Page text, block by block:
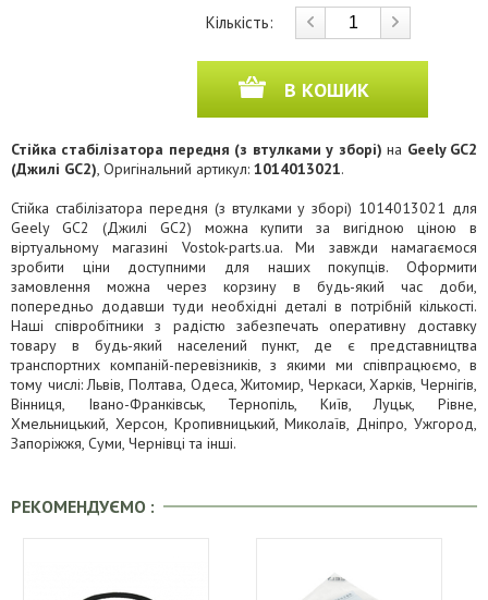
Кількість:
В КОШИК
Стійка стабілізатора передня (з втулками у зборі) на Geely GC2
(Джилі GC2), Оригінальний артикул: 1014013021.
Стійка стабілізатора передня (з втулками у зборі) 1014013021 для
Geely GC2 (Джилі GC2) можна купити за вигідною ціною в
віртуальному магазині Vostok-parts.ua. Ми завжди намагаємося
зробити ціни доступними для наших покупців. Оформити
замовлення можна через корзину в будь-який час доби,
попередньо додавши туди необхідні деталі в потрібній кількості.
Наші співробітники з радістю забезпечать оперативну доставку
товару в будь-який населений пункт, де є представництва
транспортних компаній-перевізників, з якими ми співпрацюємо, в
тому числі: Львів, Полтава, Одеса, Житомир, Черкаси, Харків, Чернігів,
Вінниця, Івано-Франківськ, Тернопіль, Київ, Луцьк, Рівне,
Хмельницький, Херсон, Кропивницький, Миколаїв, Дніпро, Ужгород,
Запоріжжя, Суми, Чернівці та інші.
РЕКОМЕНДУЄМО :